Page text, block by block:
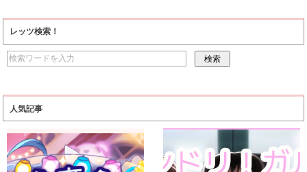
レッツ検索！
人気記事